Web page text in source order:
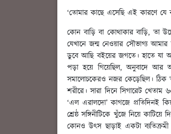
‘তোমার কাছে এসেছি এই কারণে যে
কোন বাড়ি বা কোথাকার বাড়ি, তা
যেখানে জন্ম নেওয়ার সৌভাগ্য
ডুবে আছি বইয়ের জগতে। হাতে যা
পড়া হয়ে গিয়েছিল, অনুবাদে আর
সমালোচকেরও নজর কেড়েছিল। ঠিক
শরীরে। সারা দিনে সিগারেট
‘এল এরালদো’ কাগজে প্রতিদিনই
শ্রেষ্ঠ সঙ্গিনীটিকে খুঁজে নিয়ে
কোনও উৎস ছাড়াই একটা